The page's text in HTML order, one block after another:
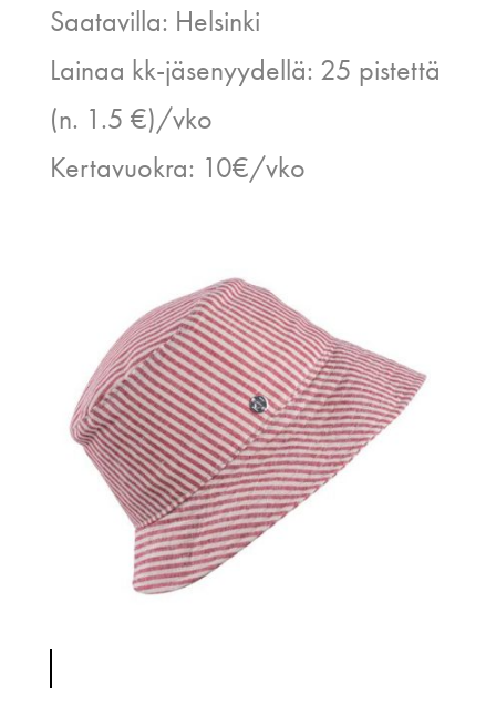
Saatavilla: Helsinki
Lainaa kk-jäsenyydellä: 25 pistettä
(n. 1.5 €)/vko
Kertavuokra: 10€/vko